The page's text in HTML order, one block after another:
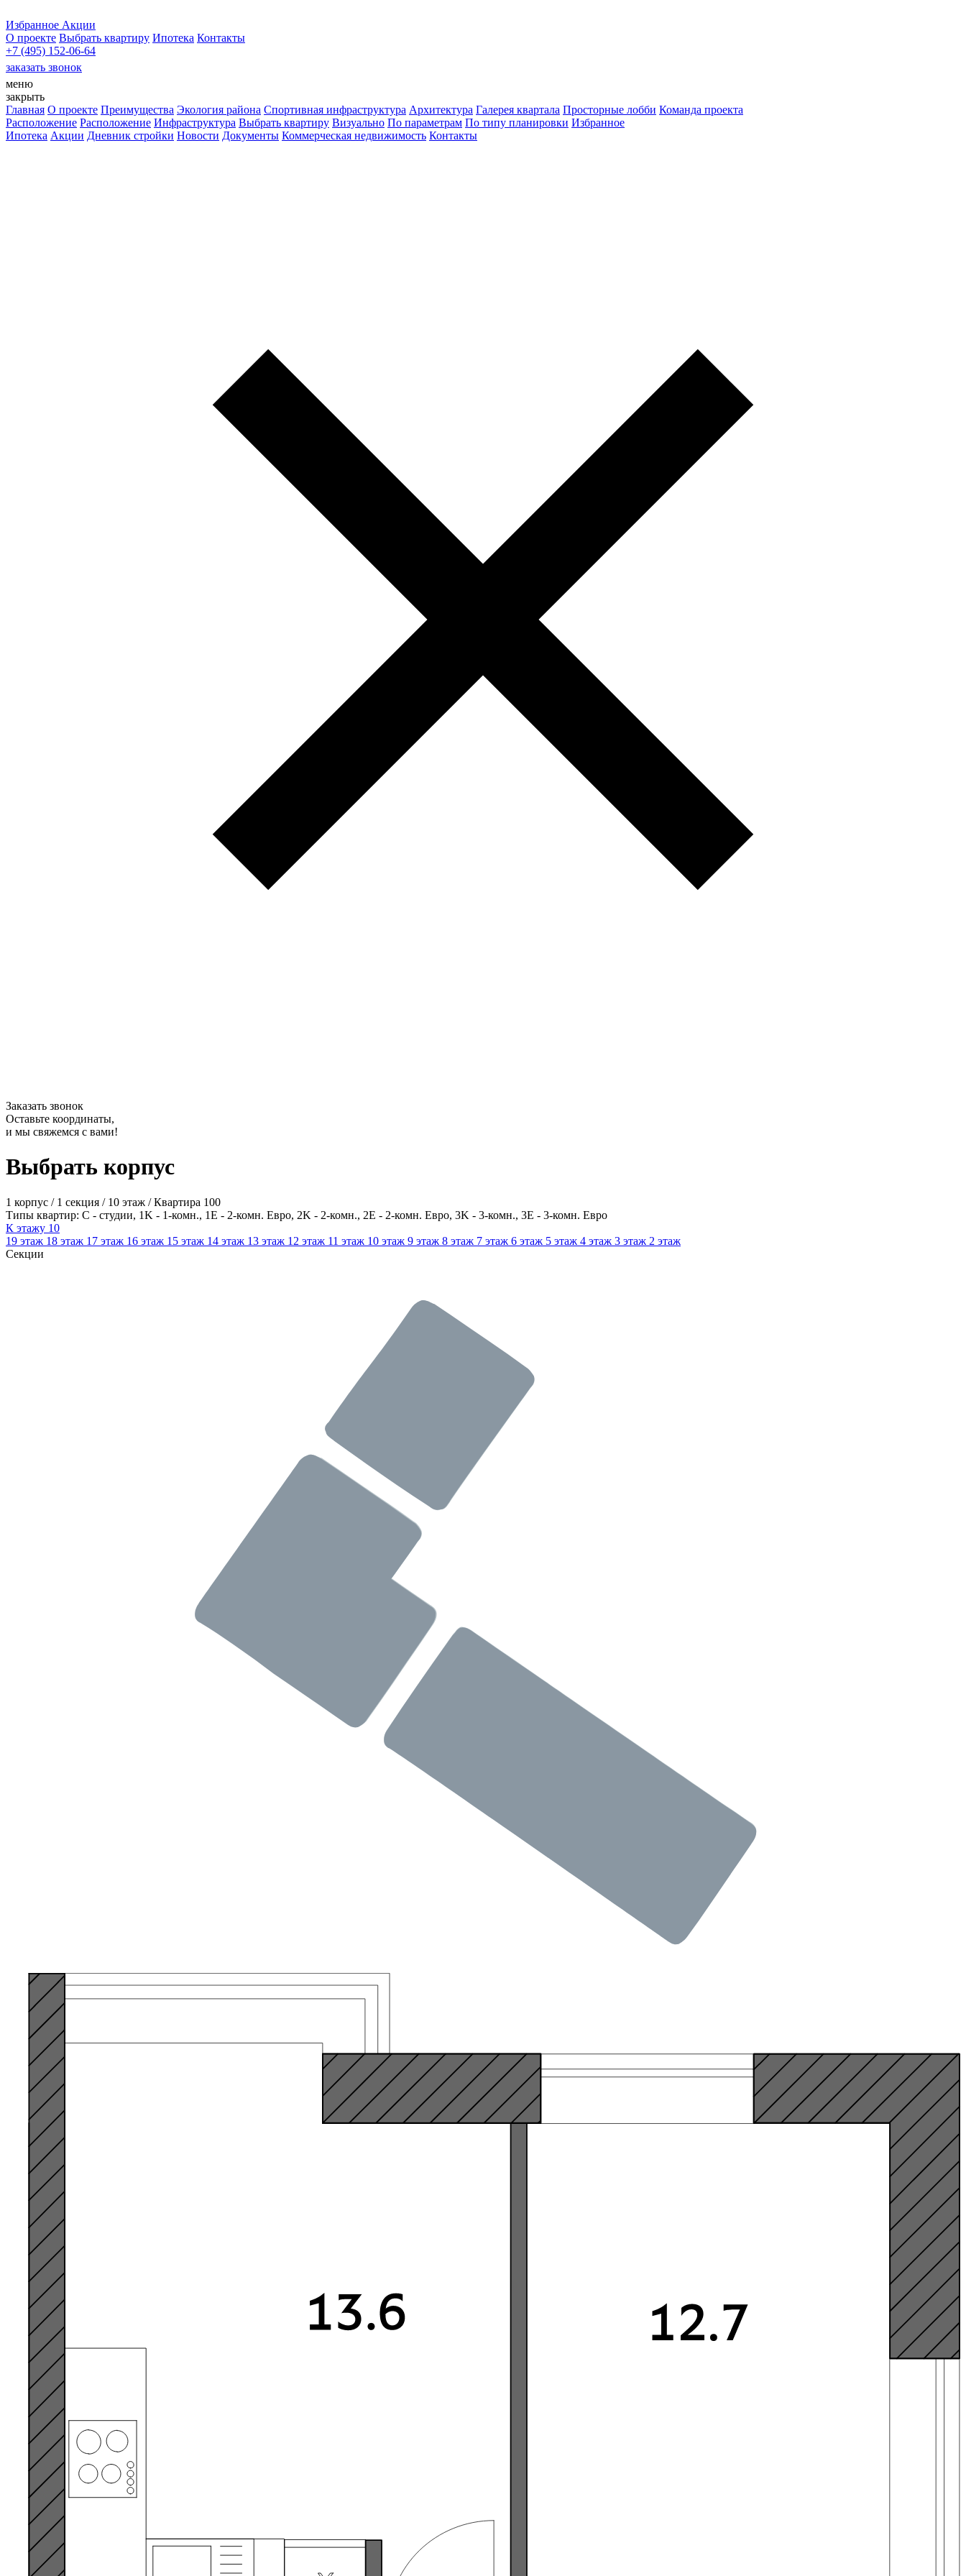
Избранное Акции
О проекте Выбрать квартиру Ипотека Контакты
+7 (495) 152-06-64
заказать звонок
меню
закрыть
Главная О проекте Преимущества Экология района Спортивная инфраструктура Архитектура Галерея квартала Просторные лобби Команда проекта
Расположение Расположение Инфраструктура Выбрать квартиру Визуально По параметрам По типу планировки Избранное
Ипотека Акции Дневник стройки Новости Документы Коммерческая недвижимость Контакты
Заказать звонок
Оставьте координаты,
и мы свяжемся с вами!
Выбрать корпус
1 корпус / 1 секция / 10 этаж /Квартира 100
Типы квартир: С - студии, 1K - 1-комн., 1E - 2-комн. Евро, 2K - 2-комн., 2E - 2-комн. Евро, 3K - 3-комн., 3E - 3-комн. Евро
К этажу 10
19 этаж 18 этаж 17 этаж 16 этаж 15 этаж 14 этаж 13 этаж 12 этаж 11 этаж 10 этаж 9 этаж 8 этаж 7 этаж 6 этаж 5 этаж 4 этаж 3 этаж 2 этаж
Секции